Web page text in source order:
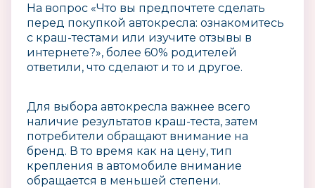
На вопрос «Что вы предпочтете сделать
перед покупкой автокресла: ознакомитесь
с краш-тестами или изучите отзывы в
интернете?», более 60% родителей
ответили, что сделают и то и другое.
Для выбора автокресла важнее всего
наличие результатов краш-теста, затем
потребители обращают внимание на
бренд. В то время как на цену, тип
крепления в автомобиле внимание
обращается в меньшей степени.